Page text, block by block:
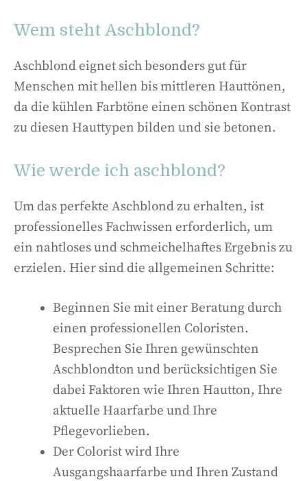
Wem steht Aschblond?
Aschblond eignet sich besonders gut für
Menschen mit hellen bis mittleren Hauttönen,
da die kühlen Farbtöne einen schönen Kontrast
zu diesen Hauttypen bilden und sie betonen.
Wie werde ich aschblond?
Um das perfekte Aschblond zu erhalten, ist
professionelles Fachwissen erforderlich, um
ein nahtloses und schmeichelhaftes Ergebnis zu
erzielen. Hier sind die allgemeinen Schritte:
Beginnen Sie mit einer Beratung durch
einen professionellen Coloristen.
Besprechen Sie Ihren gewünschten
Aschblondton und berücksichtigen Sie
dabei Faktoren wie Ihren Hautton, Ihre
aktuelle Haarfarbe und Ihre
Pflegevorlieben.
Der Colorist wird Ihre
Ausgangshaarfarbe und Ihren Zustand